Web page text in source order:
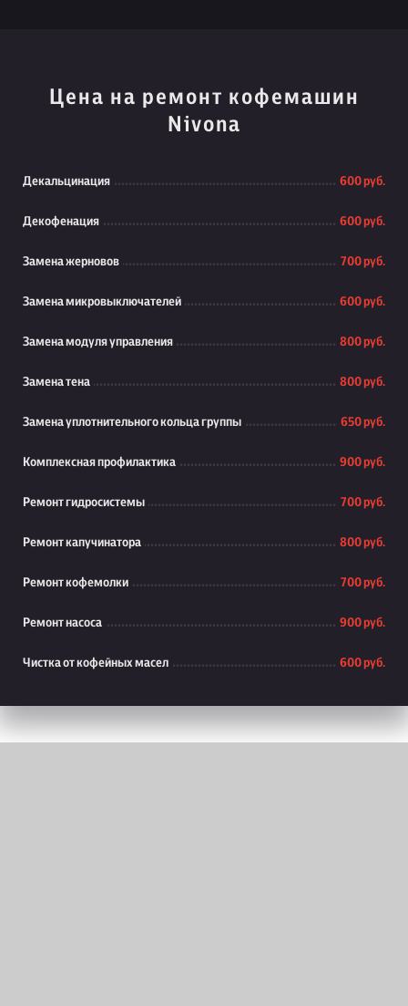
Цена на ремонт кофемашин
Nivona
Декальцинация 600 руб.
Декофенация 600 руб.
Замена жерновов 700 руб.
Замена микровыключателей 600 руб.
Замена модуля управления 800 руб.
Замена тена 800 руб.
Замена уплотнительного кольца группы 650 руб.
Комплексная профилактика 900 руб.
Ремонт гидросистемы 700 руб.
Ремонт капучинатора 800 руб.
Ремонт кофемолки 700 руб.
Ремонт насоса 900 руб.
Чистка от кофейных масел 600 руб.